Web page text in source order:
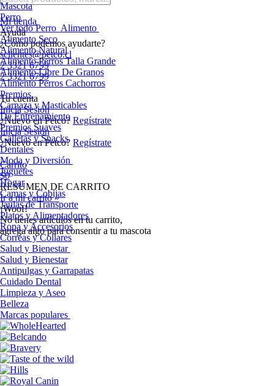
Mi tienda
Ayuda
¿Cómo podemos ayudarte?
sclientes@petco.cl
2 3321 6799
2 3321 6799
Tu cuenta
Inicia Sesión
¿Nuevo en Petco? Regístrate
Inicia Sesión
¿Nuevo en Petco? Regístrate
Carrito
$0
RESUMEN DE CARRITO
Ir a mi carrito »
¡Woof!
No tíenes artículos en tu carrito,
agrega algo para consentir a tu mascota
Mascota
Perro
Ver todo Perro Alimento
Alimento Seco
Alimento Natural
Alimento Perros Talla Grande
Alimento Libre De Granos
Alimento Perros Cachorros
Premios
Carnaza y Masticables
De Entrenamiento
Premios Suaves
Galletas y Snacks
Dentales
Moda y Diversión
Juguetes
Hogar
Camas y Cobijas
Jaulas de Transporte
Platos y Alimentadores
Ropa y Accesorios
Correas y Collares
Salud y Bienestar
Salud y Bienestar
Antipulgas y Garrapatas
Cuidado Dental
Limpieza y Aseo
Belleza
Marcas populares